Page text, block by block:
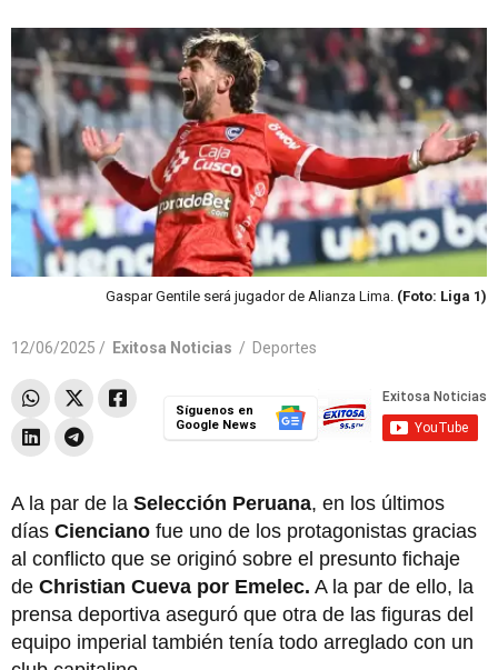
Gaspar Gentile será jugador de Alianza Lima. (Foto: Liga 1)
12/06/2025 / Exitosa Noticias / Deportes
Síguenos en
Google News
A la par de la Selección Peruana, en los últimos
días Cienciano fue uno de los protagonistas gracias
al conflicto que se originó sobre el presunto fichaje
de Christian Cueva por Emelec. A la par de ello, la
prensa deportiva aseguró que otra de las figuras del
equipo imperial también tenía todo arreglado con un